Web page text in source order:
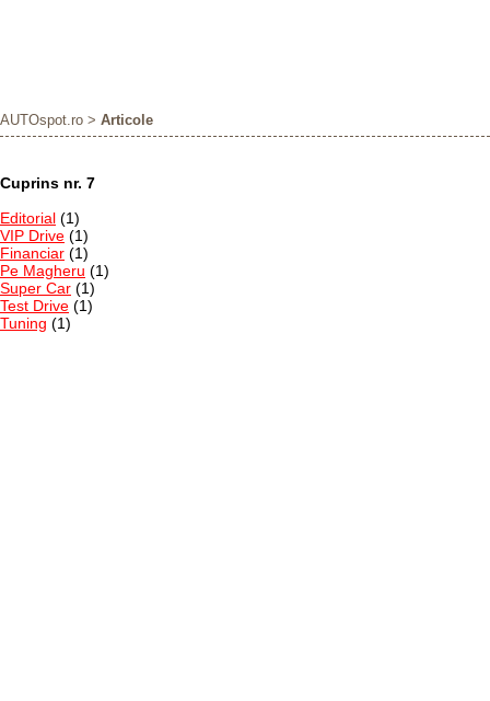
AUTOspot.ro > Articole
Cuprins nr. 7
Editorial (1)
VIP Drive (1)
Financiar (1)
Pe Magheru (1)
Super Car (1)
Test Drive (1)
Tuning (1)